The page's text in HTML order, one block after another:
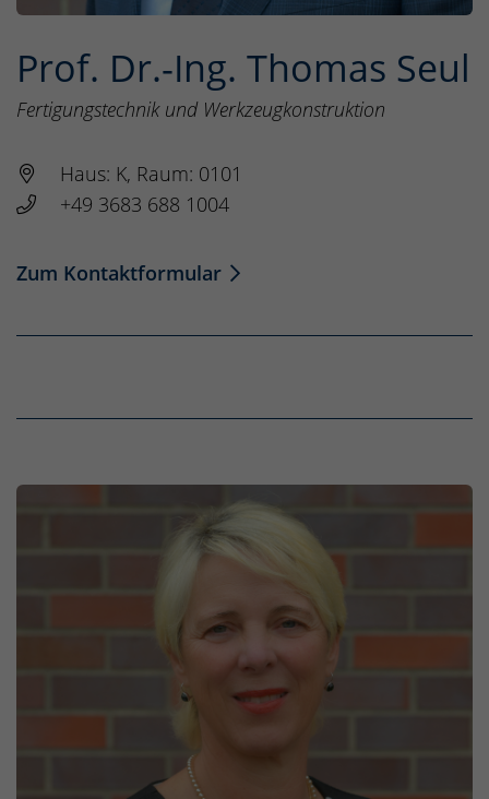
Prof. Dr.-Ing. Thomas Seul
Fertigungstechnik und Werkzeugkonstruktion
Haus: K, Raum: 0101
+49 3683 688 1004
Zum Kontaktformular